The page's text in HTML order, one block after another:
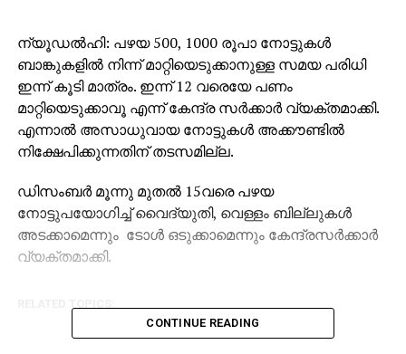
ന്യൂഡല്‍ഹി: പഴയ 500, 1000 രൂപാ നോട്ടുകള്‍
ബാങ്കുകളില്‍ നിന്ന് മാറ്റിയെടുക്കാനുള്ള സമയ പരിധി
ഇന്ന് കൂടി മാത്രം. ഇന്ന് 12 വരെയേ പണം
മാറ്റിയെടുക്കാവൂ എന്ന് കേന്ദ്ര സര്‍ക്കാര്‍ വ്യക്തമാക്കി.
എന്നാല്‍ അസാധുവായ നോട്ടുകള്‍ അക്കൗണ്ടില്‍
നിക്ഷേപിക്കുന്നതിന് തടസമില്ല.
ഡിസംബര്‍ മൂന്നു മുതല്‍ 15വരെ പഴയ
നോട്ടുപയോഗിച്ച് വൈദ്യുതി, വെള്ളം ബില്ലുകള്‍
അടക്കാമെന്നും ടോള്‍ ഒടുക്കാമെന്നും കേന്ദ്രസര്‍ക്കാര്‍
വ്യക്തമാക്കി.
CONTINUE READING